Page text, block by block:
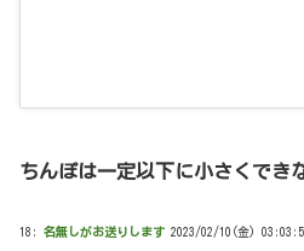
ちんぽは一定以下に小さくでき
18: 名無しがお送りします 2023/02/10(金)